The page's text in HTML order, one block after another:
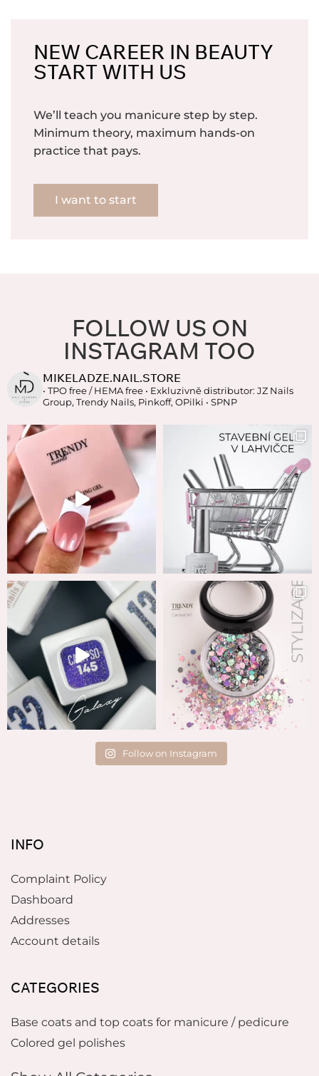
NEW CAREER IN BEAUTY
START WITH US
We’ll teach you manicure step by step.
Minimum theory, maximum hands-on
practice that pays.
I want to start
FOLLOW US ON
INSTAGRAM TOO
MIKELADZE.NAIL.STORE
• TPO free / HEMA free • Exkluzivně distributor: JZ Nails
Group, Trendy Nails, Pinkoff, OPilki • SPNP
Follow on Instagram
INFO
Complaint Policy
Dashboard
Addresses
Account details
CATEGORIES
Base coats and top coats for manicure / pedicure
Colored gel polishes